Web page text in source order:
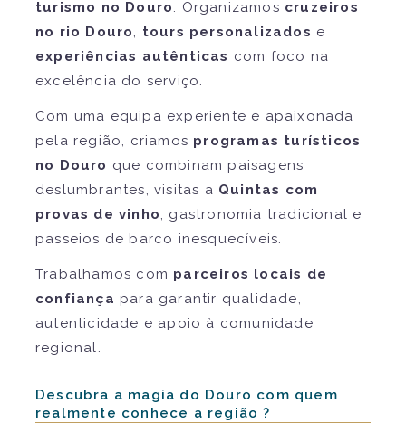
turismo no Douro. Organizamos cruzeiros
no rio Douro, tours personalizados e
experiências autênticas com foco na
excelência do serviço.
Com uma equipa experiente e apaixonada
pela região, criamos programas turísticos
no Douro que combinam paisagens
deslumbrantes, visitas a Quintas com
provas de vinho, gastronomia tradicional e
passeios de barco inesquecíveis.
Trabalhamos com parceiros locais de
confiança para garantir qualidade,
autenticidade e apoio à comunidade
regional.
Descubra a magia do Douro com quem
realmente conhece a região ?